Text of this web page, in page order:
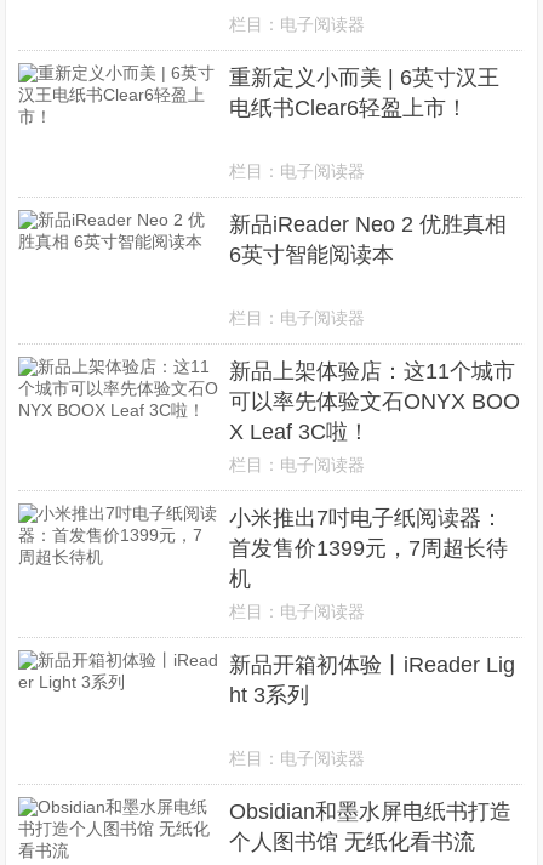
栏目： 电子阅读器
重新定义小而美 | 6英寸汉王
电纸书Clear6轻盈上市！
栏目： 电子阅读器
新品iReader Neo 2 优胜真相
6英寸智能阅读本
栏目： 电子阅读器
新品上架体验店：这11个城市
可以率先体验文石ONYX BOO
X Leaf 3C啦！
栏目： 电子阅读器
小米推出7吋电子纸阅读器：
首发售价1399元，7周超长待
机
栏目： 电子阅读器
新品开箱初体验丨iReader Lig
ht 3系列
栏目： 电子阅读器
Obsidian和墨水屏电纸书打造
个人图书馆 无纸化看书流